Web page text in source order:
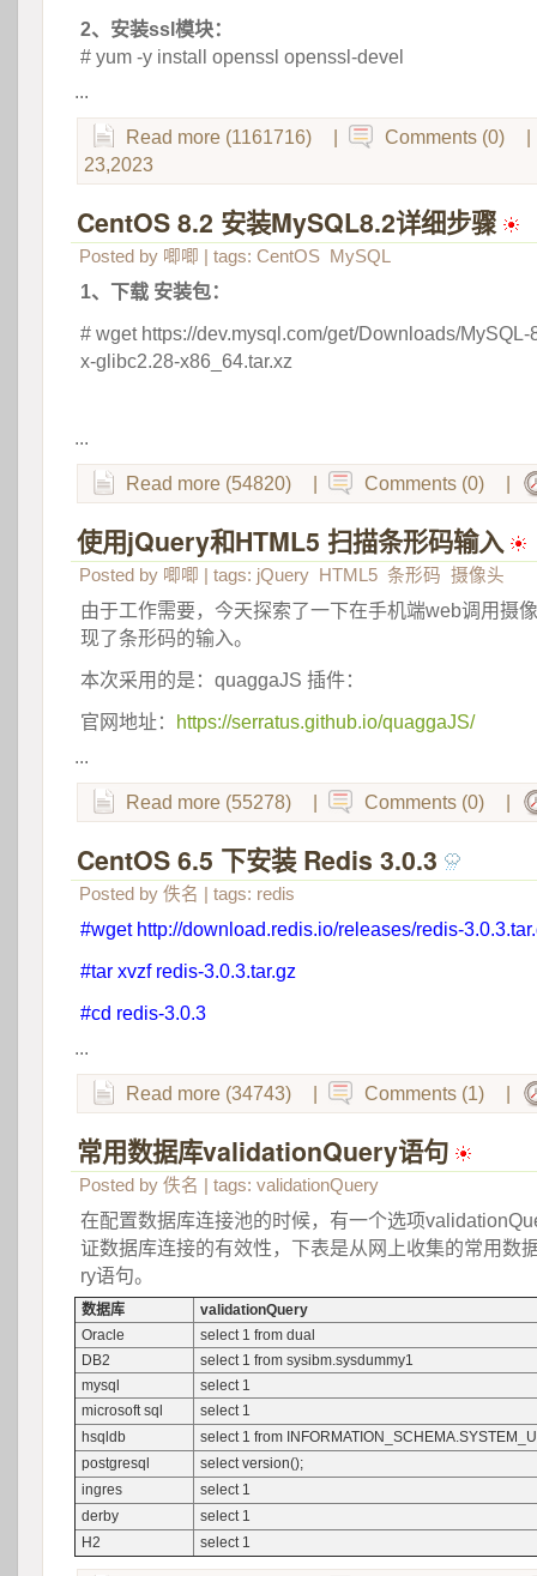
2、安装ssl模块：
# yum -y install openssl openssl-devel
...
Read more (1161716) Comments (0)
23,2023
CentOS 8.2 安装MySQL8.2详细步骤
Posted by 唧唧 | tags: CentOS MySQL
1、下载 安装包：
# wget https://dev.mysql.com/get/Downloads/
x-glibc2.28-x86_64.tar.xz
...
Read more (54820) Comments (0)
使用jQuery和HTML5 扫描条形码输入
Posted by 唧唧 | tags: jQuery HTML5 条形码 摄像头
由于工作需要，今天探索了一下在手机端web调用摄
现了条形码的输入。
本次采用的是：quaggaJS 插件：
官网地址：
https://serratus.github.io/quaggaJS/
...
Read more (55278) Comments (0)
CentOS 6.5 下安装 Redis 3.0.3
Posted by 佚名 | tags: redis
#wget http://download.redis.io/releases/redis-
#tar xvzf redis-3.0.3.tar.gz
#cd redis-3.0.3
...
Read more (34743) Comments (1)
常用数据库validationQuery语句
Posted by 佚名 | tags: validationQuery
在配置数据库连接池的时候，有一个选项
证数据库连接的有效性，下表是从网上收集的常用数
ry语句。
数据库
validationQuery
Oracle
select 1 from dual
DB2
select 1 from sysibm.sysdummy1
mysql
select 1
microsoft sql
select 1
hsqldb
select 1 from
postgresql
select version();
ingres
select 1
derby
select 1
H2
select 1